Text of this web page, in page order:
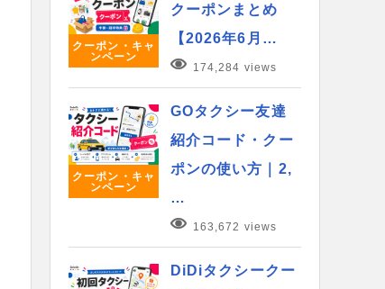
クーポン・キャ
ンペーン
クーポンまとめ
【2026年6月…
174,284 views
クーポン・キャ
ンペーン
GOタクシー友達
紹介コード・クー
ポンの使い方｜2,
…
163,672 views
DiDiタクシークー